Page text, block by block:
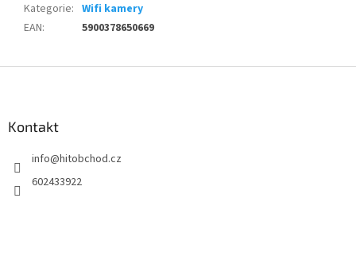
Kategorie: Wifi kamery
EAN: 5900378650669
Kontakt
info@hitobchod.cz
602433922